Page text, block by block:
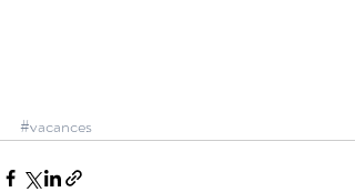
#vacances